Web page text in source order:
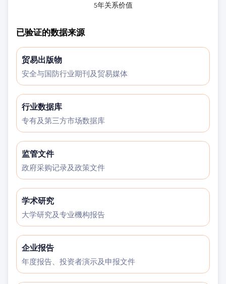
5年关系价值
已验证的数据来源
贸易出版物
安全与国防行业期刊及贸易媒体
行业数据库
专有及第三方市场数据库
监管文件
政府采购记录及政策文件
学术研究
大学研究及专业機构报告
企业报告
年度报告、投资者演示及申报文件